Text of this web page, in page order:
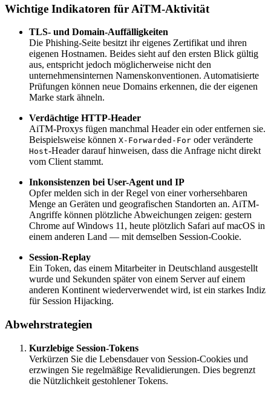
Wichtige Indikatoren für AiTM-Aktivität
TLS- und Domain-Auffälligkeiten
Die Phishing-Seite besitzt ihr eigenes Zertifikat und ihren
eigenen Hostnamen. Beides sieht auf den ersten Blick gültig
aus, entspricht jedoch möglicherweise nicht den
unternehmensinternen Namenskonventionen. Automatisierte
Prüfungen können neue Domains erkennen, die der eigenen
Marke stark ähneln.
Verdächtige HTTP-Header
AiTM-Proxys fügen manchmal Header ein oder entfernen sie.
Beispielsweise können X-Forwarded-For oder veränderte
Host-Header darauf hinweisen, dass die Anfrage nicht direkt
vom Client stammt.
Inkonsistenzen bei User-Agent und IP
Opfer melden sich in der Regel von einer vorhersehbaren
Menge an Geräten und geografischen Standorten an. AiTM-
Angriffe können plötzliche Abweichungen zeigen: gestern
Chrome auf Windows 11, heute plötzlich Safari auf macOS in
einem anderen Land — mit demselben Session-Cookie.
Session-Replay
Ein Token, das einem Mitarbeiter in Deutschland ausgestellt
wurde und Sekunden später von einem Server auf einem
anderen Kontinent wiederverwendet wird, ist ein starkes Indiz
für Session Hijacking.
Abwehrstrategien
Kurzlebige Session-Tokens
Verkürzen Sie die Lebensdauer von Session-Cookies und
erzwingen Sie regelmäßige Revalidierungen. Dies begrenzt
die Nützlichkeit gestohlener Tokens.